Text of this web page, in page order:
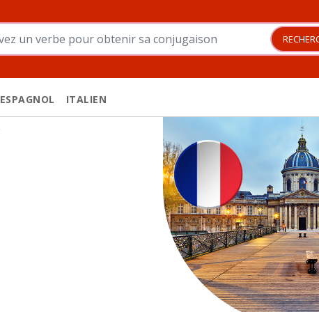
Your search
ESPAGNOL ITALIEN